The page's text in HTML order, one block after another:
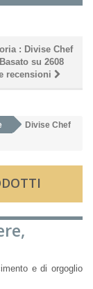
: Divise Chef
su 2608
recensioni
Divise Chef
e di orgoglio